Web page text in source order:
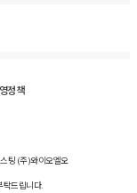
정책
팅 (주)와이오엘오
탁드립니다.